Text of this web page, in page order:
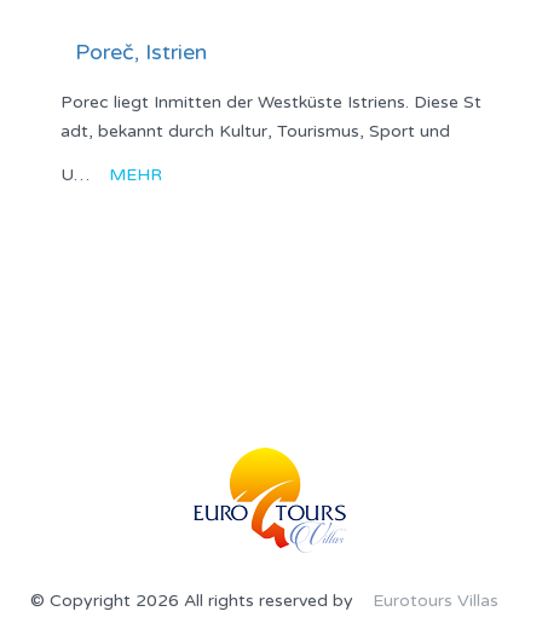
Poreč, Istrien
Porec liegt Inmitten der Westküste Istriens. Diese St
adt, bekannt durch Kultur, Tourismus, Sport und
U… MEHR
© Copyright 2026 All rights reserved by Eurotours Villas